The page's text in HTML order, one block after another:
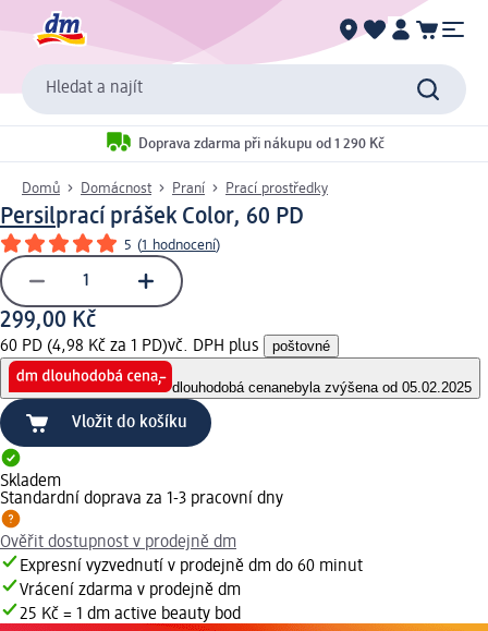
Hledat a najít
Doprava zdarma při nákupu od 1 290 Kč
Domů Domácnost Praní Prací prostředky
Persilprací prášek Color, 60 PD
5 (1 hodnocení)
299,00 Kč
60 PD (4,98 Kč za 1 PD)vč. DPH plus poštovné
dlouhodobá cenanebyla zvýšena od 05.02.2025
Vložit do košíku
Skladem
Standardní doprava za 1-3 pracovní dny
Ověřit dostupnost v prodejně dm
Expresní vyzvednutí v prodejně dm do 60 minut
Vrácení zdarma v prodejně dm
25 Kč = 1 dm active beauty bod